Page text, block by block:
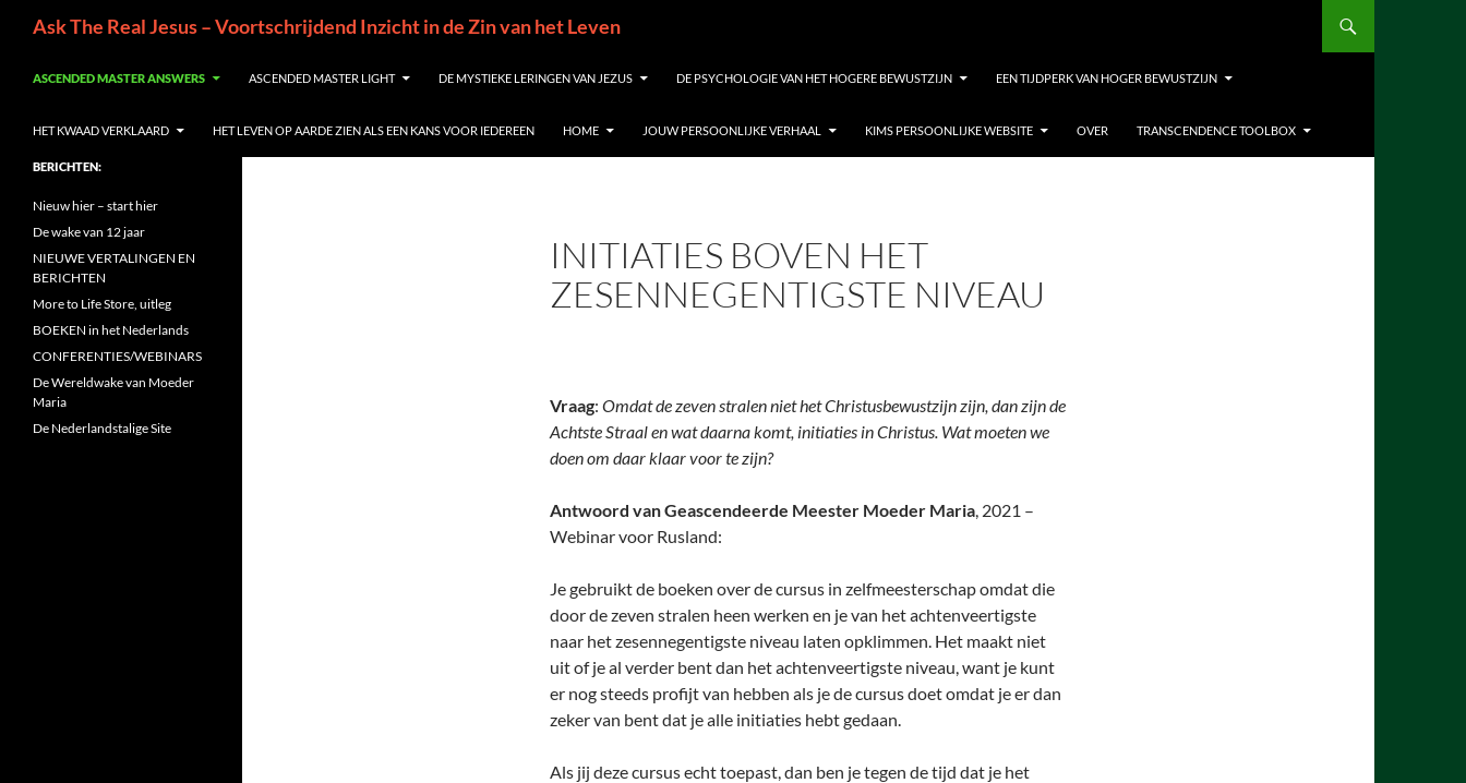
inhoud
Ask The Real Jesus – Voortschrijdend Inzicht in de Zin van het Leven
ASCENDED MASTER ANSWERS ASCENDED MASTER LIGHT DE MYSTIEKE LERINGEN VAN JEZUS DE PSYCHOLOGIE VAN HET HOGERE BEWUSTZIJN EEN TIJDPERK VAN HOGER BEWUSTZIJN
HET KWAAD VERKLAARD HET LEVEN OP AARDE ZIEN ALS EEN KANS VOOR IEDEREEN HOME JOUW PERSOONLIJKE VERHAAL KIMS PERSOONLIJKE WEBSITE OVER TRANSCENDENCE TOOLBOX
INITIATIES BOVEN HET
ZESENNEGENTIGSTE NIVEAU
Vraag: Omdat de zeven stralen niet het Christusbewustzijn zijn, dan zijn de
Achtste Straal en wat daarna komt, initiaties in Christus. Wat moeten we
doen om daar klaar voor te zijn?
Antwoord van Geascendeerde Meester Moeder Maria, 2021 –
Webinar voor Rusland:
Je gebruikt de boeken over de cursus in zelfmeesterschap omdat die
door de zeven stralen heen werken en je van het achtenveertigste
naar het zesennegentigste niveau laten opklimmen. Het maakt niet
uit of je al verder bent dan het achtenveertigste niveau, want je kunt
er nog steeds profijt van hebben als je de cursus doet omdat je er dan
zeker van bent dat je alle initiaties hebt gedaan.
Als jij deze cursus echt toepast, dan ben je tegen de tijd dat je het
BERICHTEN:
Nieuw hier – start hier
De wake van 12 jaar
NIEUWE VERTALINGEN EN
BERICHTEN
More to Life Store, uitleg
BOEKEN in het Nederlands
CONFERENTIES/WEBINARS
De Wereldwake van Moeder
Maria
De Nederlandstalige Site